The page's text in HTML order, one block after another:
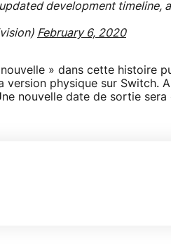
development timeline,
February 6, 2020
» dans cette histoire
version physique sur Switch.
nouvelle date de sortie